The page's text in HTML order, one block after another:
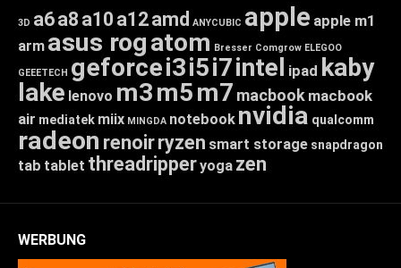
3D a6a8 a10 a12amd ANYCUBIC apple apple m1
arm asus rogatom Bresser Comgrow ELEGOO
GEEETECH geforcei3i5i7intel ipad kaby
lake lenovo m3m5m7 macbook macbook
air mediatek miix MINGDA notebook nvidia qualcomm
radeon renoirryzen smart storage snapdragon
tab tablet threadripperyoga zen
WERBUNG